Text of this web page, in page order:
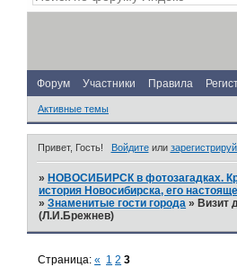
Форум Участники Правила
Активные темы
Привет, Гость! Войдитеили
» НОВОСИБИРСК в фотозагадках.
история Новосибирска, его
»Знаменитые гости города » Визит
(Л.И.Брежнев)
Страница:« 1 2 3